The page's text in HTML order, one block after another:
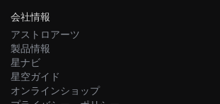
会社情報
アストロアーツ
製品情報
星ナビ
星空ガイド
オンラインショップ